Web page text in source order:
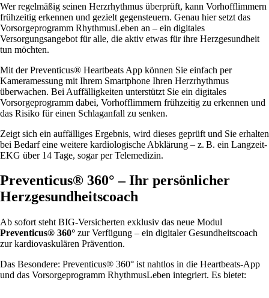
Wer regelmäßig seinen Herzrhythmus überprüft, kann Vorhofflimmern
frühzeitig erkennen und gezielt gegensteuern. Genau hier setzt das
Vorsorgeprogramm RhythmusLeben an – ein digitales
Versorgungsangebot für alle, die aktiv etwas für ihre Herzgesundheit
tun möchten.
Mit der Preventicus® Heartbeats App können Sie einfach per
Kameramessung mit Ihrem Smartphone Ihren Herzrhythmus
überwachen. Bei Auffälligkeiten unterstützt Sie ein digitales
Vorsorgeprogramm dabei, Vorhofflimmern frühzeitig zu erkennen und
das Risiko für einen Schlaganfall zu senken.
Zeigt sich ein auffälliges Ergebnis, wird dieses geprüft und Sie erhalten
bei Bedarf eine weitere kardiologische Abklärung – z. B. ein Langzeit-
EKG über 14 Tage, sogar per Telemedizin.
Preventicus® 360° – Ihr persönlicher
Herzgesundheitscoach
Ab sofort steht BIG-Versicherten exklusiv das neue Modul
Preventicus® 360° zur Verfügung – ein digitaler Gesundheitscoach
zur kardiovaskulären Prävention.
Das Besondere: Preventicus® 360° ist nahtlos in die Heartbeats-App
und das Vorsorgeprogramm RhythmusLeben integriert. Es bietet: